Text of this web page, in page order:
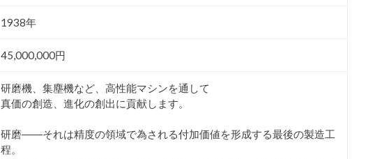
1938年
45,000,000円
研磨機、集塵機など、高性能マシンを通して
真価の創造、進化の創出に貢献します。
研磨――それは精度の領域で為される付加価値を形成する最後の製造工
程。